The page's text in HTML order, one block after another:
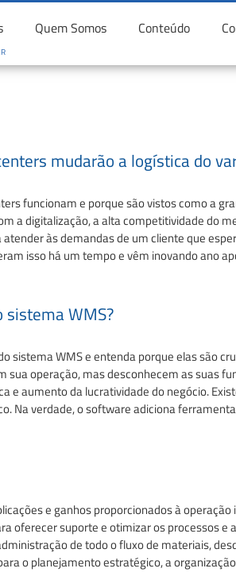
Quem Somos Conteúdo
mudarão a logística do
funcionam e porque são vistos como a
a digitalização, a alta competitividade do
às demandas de um cliente que
isso há um tempo e vêm inovando ano
sistema WMS?
sistema WMS e entenda porque elas
sua operação, mas desconhecem as suas
e aumento da lucratividade do negócio.
Na verdade, o software adiciona
e ganhos proporcionados à
oferecer suporte e otimizar os processos
de todo o fluxo de materiais,
o planejamento estratégico, a